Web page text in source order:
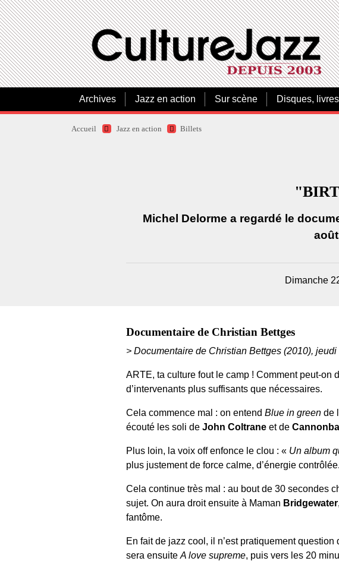
Archives Jazz en action Sur scène Disques,
Accueil Jazz en action Billets
Michel Delorme a regardé le
Dimanche
Documentaire de Christian Bettges
> Documentaire de Christian Bettges (2010),
ARTE, ta culture fout le camp ! Comment peut-on
d’intervenants plus suffisants que nécessaires.
Cela commence mal : on entend Blue in green de
écouté les soli de John Coltrane et de
Plus loin, la voix off enfonce le clou : « Un album
plus justement de force calme, d’énergie contrôlée.
Cela continue très mal : au bout de 30 secondes
sujet. On aura droit ensuite à Maman Bridgewater,
fantôme.
En fait de jazz cool, il n’est pratiquement question
sera ensuite A love supreme, puis vers les 20